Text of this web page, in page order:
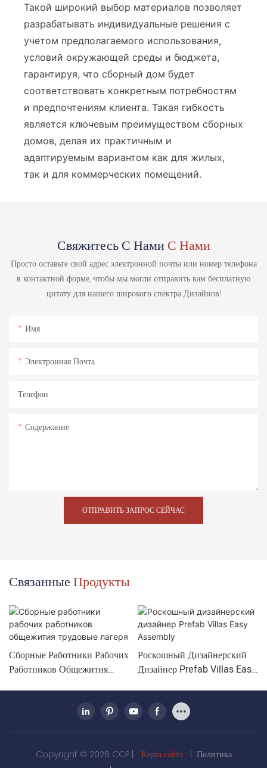
Такой широкий выбор материалов позволяет
разрабатывать индивидуальные решения с
учетом предполагаемого использования,
условий окружающей среды и бюджета,
гарантируя, что сборный дом будет
соответствовать конкретным потребностям
и предпочтениям клиента. Такая гибкость
является ключевым преимуществом сборных
домов, делая их практичным и
адаптируемым вариантом как для жилых,
так и для коммерческих помещений.
Свяжитесь С НамиС Нами
Просто оставьте свой адрес электронной почты или номер телефона
в контактной форме, чтобы мы могли отправить вам бесплатную
цитату для нашего широкого спектра Дизайнов!
Имя
Электронная Почта
Телефон
Содержание
ОТПРАВИТЬ ЗАПРОС СЕЙЧАС
СвязанныеПродукты
Сборные Работники Рабочих
Работников Общежития
Роскошный Дизайнерский
Дизайнер Prefab Villas Easy
Copyright © 2026 CCP | Карта сайта
Политика